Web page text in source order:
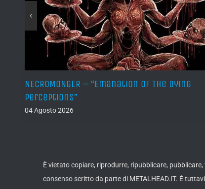
NECROMONGER – “Emanation Of The Dying
Perceptions”
04 Agosto 2026
È vietato copiare, riprodurre, ripubblicare,
consenso scritto da parte di METALHEAD.IT. È